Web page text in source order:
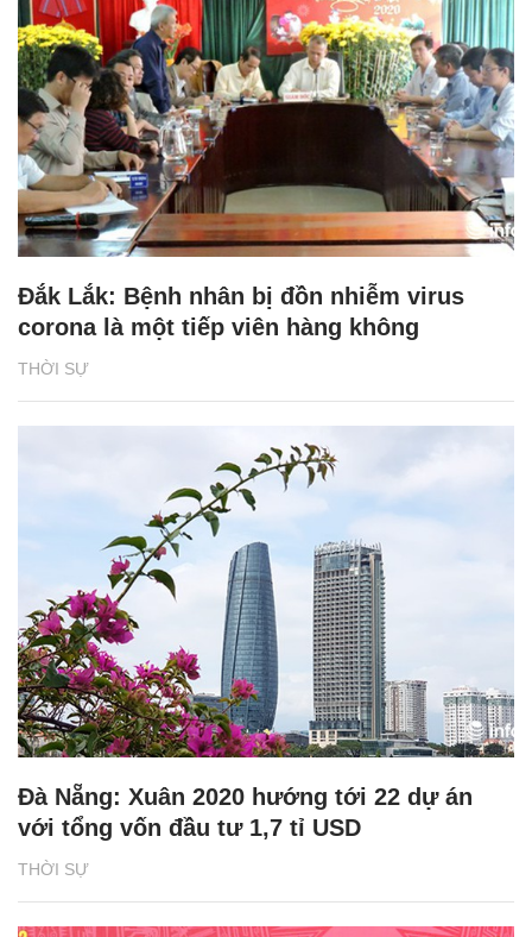
THỜI SỰ
Đắk Lắk: Bệnh nhân bị đồn nhiễm virus
corona là một tiếp viên hàng không
THỜI SỰ
Đà Nẵng: Xuân 2020 hướng tới 22 dự án
với tổng vốn đầu tư 1,7 tỉ USD